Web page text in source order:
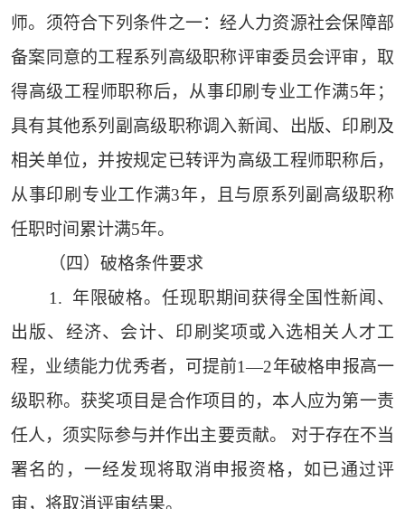
师。须符合下列条件之一：经人力资源社会保障部
备案同意的工程系列高级职称评审委员会评审，取
得高级工程师职称后，从事印刷专业工作满5年；
具有其他系列副高级职称调入新闻、出版、印刷及
相关单位，并按规定已转评为高级工程师职称后，
从事印刷专业工作满3年，且与原系列副高级职称
任职时间累计满5年。
（四）破格条件要求
1. 年限破格。任现职期间获得全国性新闻、
出版、经济、会计、印刷奖项或入选相关人才工
程，业绩能力优秀者，可提前1—2年破格申报高一
级职称。获奖项目是合作项目的，本人应为第一责
任人，须实际参与并作出主要贡献。 对于存在不当
署名的，一经发现将取消申报资格，如已通过评
审，将取消评审结果。